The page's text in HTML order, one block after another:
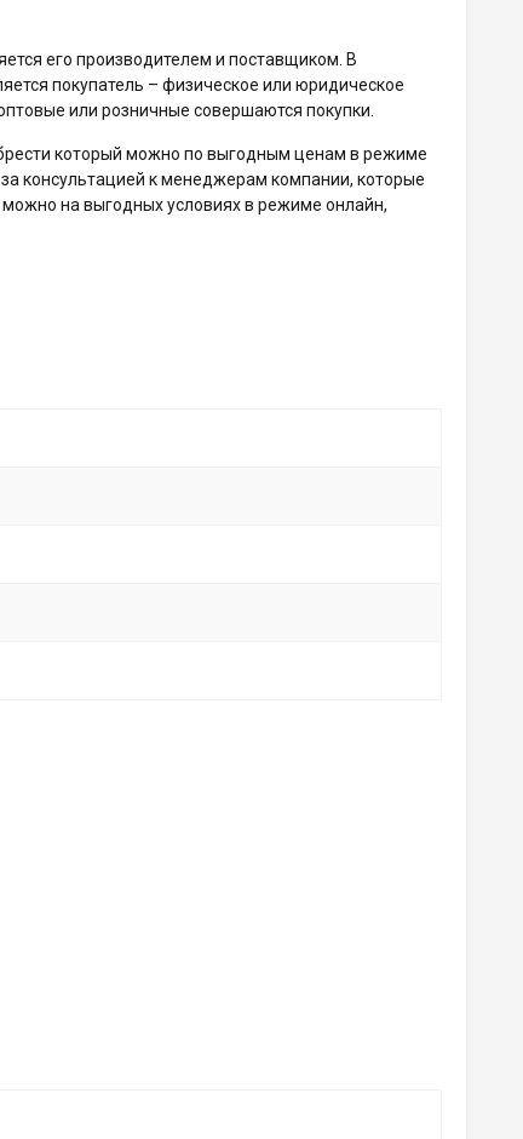
его производителем и поставщиком. В
покупатель – физическое или юридическое
или розничные совершаются покупки.
который можно по выгодным ценам в режиме
консультацией к менеджерам компании, которые
на выгодных условиях в режиме онлайн,